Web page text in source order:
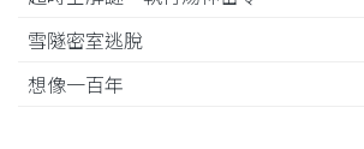
雪隧密室逃脫
想像一百年